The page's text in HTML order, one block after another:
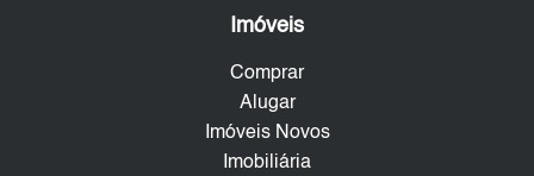
Imóveis
Comprar
Alugar
Imóveis Novos
Imobiliária